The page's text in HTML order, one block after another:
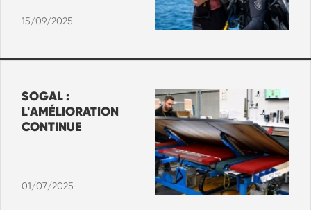
15/09/2025
SOGAL :
L'AMÉLIORATION
CONTINUE
01/07/2025